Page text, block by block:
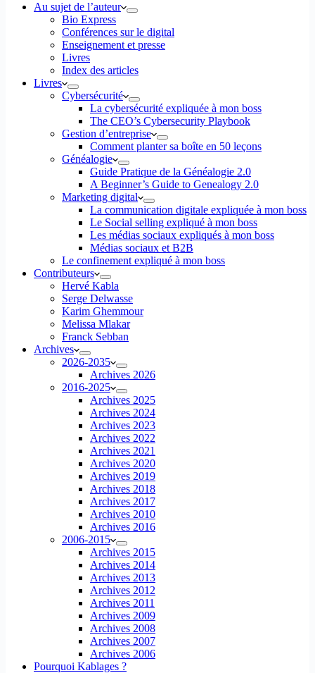
Au sujet de l’auteur
Bio Express
Conférences sur le digital
Enseignement et presse
Livres
Index des articles
Livres
Cybersécurité
La cybersécurité expliquée à mon boss
The CEO’s Cybersecurity Playbook
Gestion d’entreprise
Comment planter sa boîte en 50 leçons
Généalogie
Guide Pratique de la Généalogie 2.0
A Beginner’s Guide to Genealogy 2.0
Marketing digital
La communication digitale expliquée à mon boss
Le Social selling expliqué à mon boss
Les médias sociaux expliqués à mon boss
Médias sociaux et B2B
Le confinement expliqué à mon boss
Contributeurs
Hervé Kabla
Serge Delwasse
Karim Ghemmour
Melissa Mlakar
Franck Sebban
Archives
2026-2035
Archives 2026
2016-2025
Archives 2025
Archives 2024
Archives 2023
Archives 2022
Archives 2021
Archives 2020
Archives 2019
Archives 2018
Archives 2017
Archives 2010
Archives 2016
2006-2015
Archives 2015
Archives 2014
Archives 2013
Archives 2012
Archives 2011
Archives 2009
Archives 2008
Archives 2007
Archives 2006
Pourquoi Kablages ?